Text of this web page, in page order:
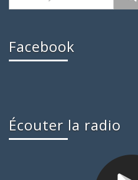
Facebook
Écouter la radio